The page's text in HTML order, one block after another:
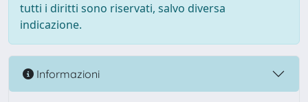
tutti i diritti sono riservati, salvo diversa
indicazione.
Informazioni